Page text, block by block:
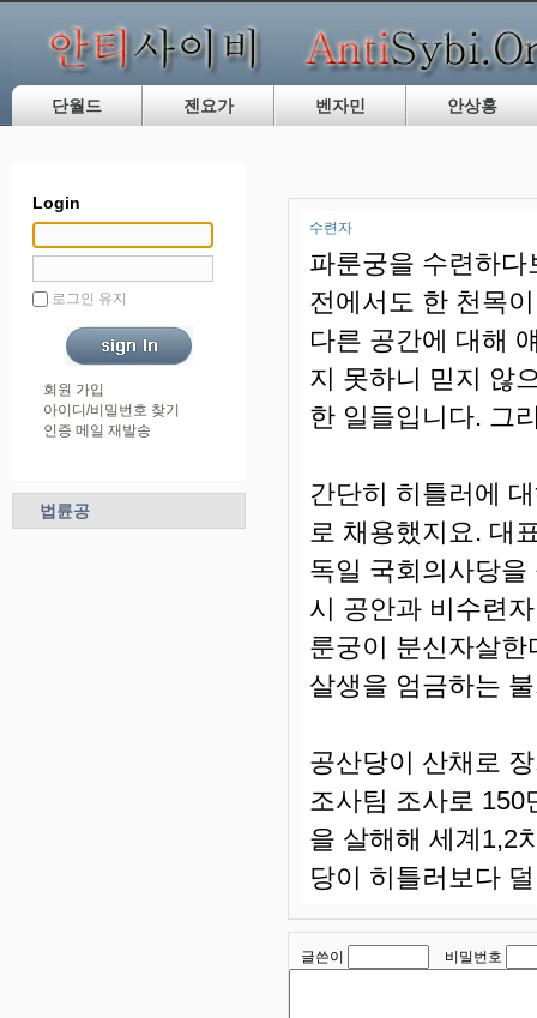
단월드 젠요가 벤자민 안상홍
Login
로그인 유지
회원 가입
아이디/비밀번호 찾기
인증 메일 재발송
법륜공
수련자
파룬궁을 수련하
전에서도 한 천목
다른 공간에 대해
지 못하니 믿지 않
한 일들입니다. 그
간단히 히틀러에
로 채용했지요. 대
독일 국회의사당
시 공안과 비수련
룬궁이 분신자살
살생을 엄금하는
공산당이 산채로
조사팀 조사로 150
을 살해해 세계1,2
당이 히틀러보다
글쓴이 비밀번호